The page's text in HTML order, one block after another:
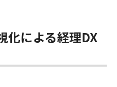
化による経理DX